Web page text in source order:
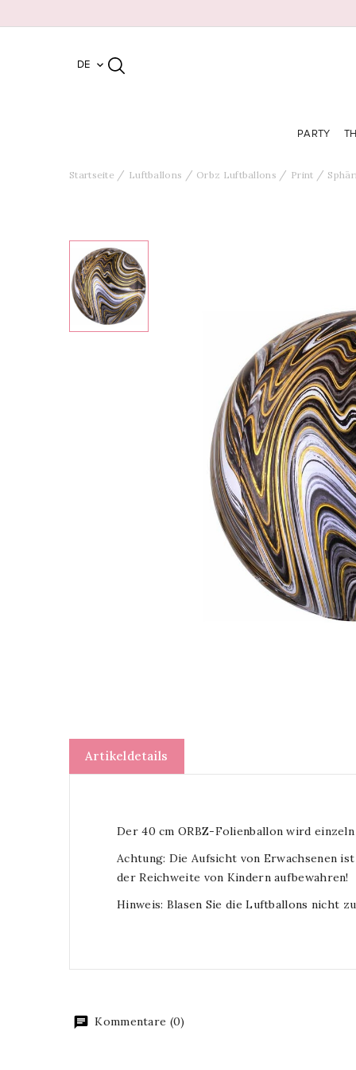
DE 
PARTY
Startseite Luftballons Orbz Luftballons Print
Artikeldetails
Der 40 cm ORBZ-Folienballon wird
Achtung: Die Aufsicht von Erwachsenen
der Reichweite von Kindern aufbewahren!
Hinweis: Blasen Sie die Luftballons nicht
Kommentare (0)